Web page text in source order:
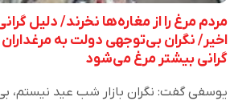
مردم مرغ را از مغاره‌ها نخرند/ دلیل
اخیر/ نگران بی‌توجهی دولت به
گرانی بیشتر مرغ می‌شود
یوسفی گفت: نگران بازار شب عید نیستم،